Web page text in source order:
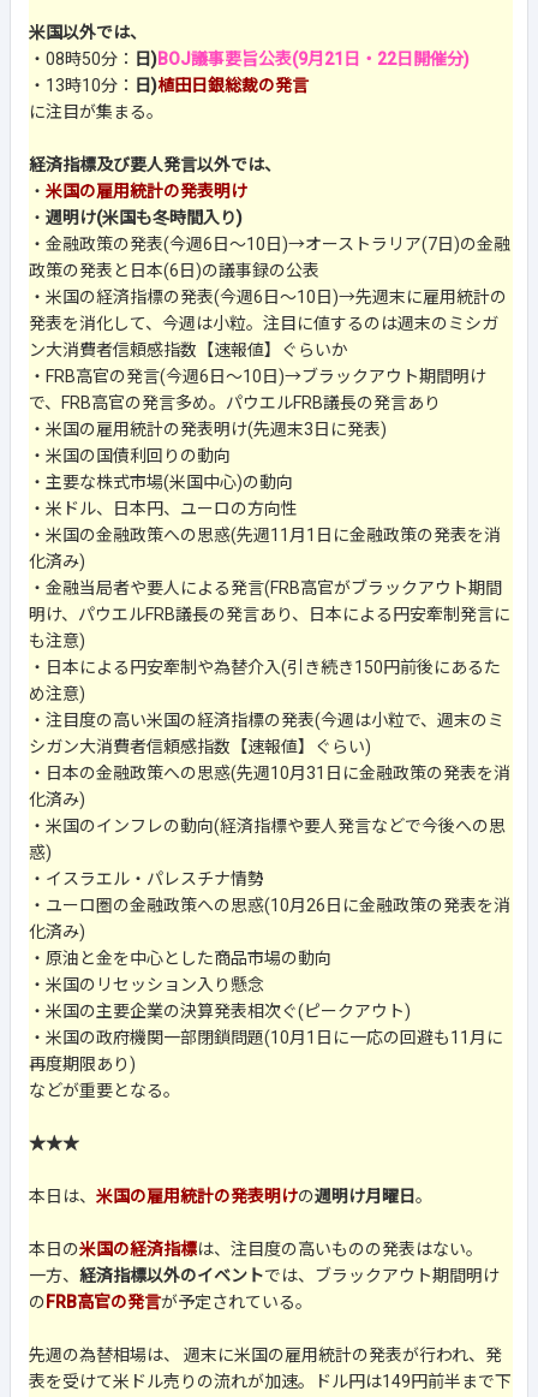
米国以外では、
・08時50分：
日)BOJ議事要旨公表(9月21日・22日開催分)
・13時10分：
日)植田日銀総裁の発言
に注目が集まる。
経済指標及び要人発言以外では、
・ 米国の雇用統計の発表明け
・ 週明け(米国も冬時間入り)
・金融政策の発表(今週6日～10日)→オーストラリア(7日)の金融
政策の発表と日本(6日)の議事録の公表
・米国の経済指標の発表(今週6日～10日)→先週末に雇用統計の
発表を消化して、今週は小粒。注目に値するのは週末のミシガ
ン大消費者信頼感指数【速報値】ぐらいか
・FRB高官の発言(今週6日～10日)→ブラックアウト期間明け
で、FRB高官の発言多め。パウエルFRB議長の発言あり
・米国の雇用統計の発表明け(先週末3日に発表)
・米国の国債利回りの動向
・主要な株式市場(米国中心)の動向
・米ドル、日本円、ユーロの方向性
・米国の金融政策への思惑(先週11月1日に金融政策の発表を消
化済み)
・金融当局者や要人による発言(FRB高官がブラックアウト期間
明け、パウエルFRB議長の発言あり、日本による円安牽制発言に
も注意)
・日本による円安牽制や為替介入(引き続き150円前後にあるた
め注意)
・注目度の高い米国の経済指標の発表(今週は小粒で、週末のミ
シガン大消費者信頼感指数【速報値】ぐらい)
・日本の金融政策への思惑(先週10月31日に金融政策の発表を消
化済み)
・米国のインフレの動向(経済指標や要人発言などで今後への思
惑)
・イスラエル・パレスチナ情勢
・ユーロ圏の金融政策への思惑(10月26日に金融政策の発表を消
化済み)
・原油と金を中心とした商品市場の動向
・米国のリセッション入り懸念
・米国の主要企業の決算発表相次ぐ(ピークアウト)
・米国の政府機関一部閉鎖問題(10月1日に一応の回避も11月に
再度期限あり)
などが重要となる。
★★★
本日は、 米国の雇用統計の発表明けの週明け月曜日。
本日の米国の経済指標は、注目度の高いものの発表はない。
一方、 経済指標以外のイベントでは、ブラックアウト期間明け
の FRB高官の発言が予定されている。
先週の為替相場は、 週末に米国の雇用統計の発表が行われ、発
表を受けて米ドル売りの流れが加速。ドル円は149円前半まで下